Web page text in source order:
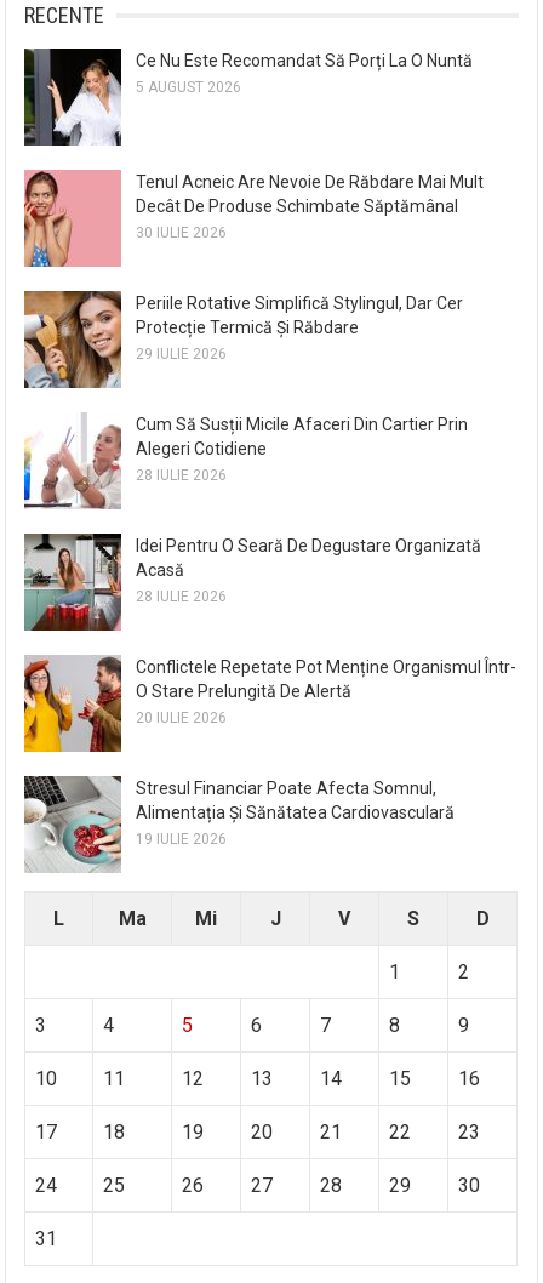
RECENTE
Ce Nu Este Recomandat Să Porți La O Nuntă
5 AUGUST 2026
Tenul Acneic Are Nevoie De Răbdare Mai Mult
Decât De Produse Schimbate Săptămânal
30 IULIE 2026
Periile Rotative Simplifică Stylingul, Dar Cer
Protecție Termică Și Răbdare
29 IULIE 2026
Cum Să Susții Micile Afaceri Din Cartier Prin
Alegeri Cotidiene
28 IULIE 2026
Idei Pentru O Seară De Degustare Organizată
Acasă
28 IULIE 2026
Conflictele Repetate Pot Menține Organismul Într-
O Stare Prelungită De Alertă
20 IULIE 2026
Stresul Financiar Poate Afecta Somnul,
Alimentația Și Sănătatea Cardiovasculară
19 IULIE 2026
L Ma Mi J V S D
1 2
3 4 5 6 7 8 9
10 11 12 13 14 15 16
17 18 19 20 21 22 23
24 25 26 27 28 29 30
31